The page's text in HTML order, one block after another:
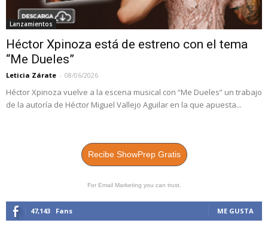
Lanzamientos
Héctor Xpinoza está de estreno con el tema
“Me Dueles”
Leticia Zárate - 08/06/2026
Héctor Xpinoza vuelve a la escena musical con “Me Dueles” un trabajo
de la autoría de Héctor Miguel Vallejo Aguilar en la que apuesta...
Recibe ShowPrep Gratis
For Email Marketing you can trust.
47,143 Fans ME GUSTA